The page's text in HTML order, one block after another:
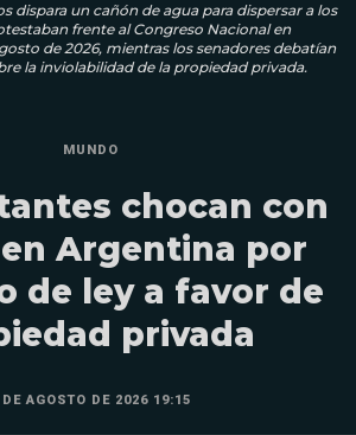
dispara un cañón de agua para dispersar a los
frente al Congreso Nacional en
de 2026, mientras los senadores debatían
la inviolabilidad de la propiedad privada.
MUNDO
chocan con
Argentina por
de ley a favor de
privada
DE AGOSTO DE 2026 19:15